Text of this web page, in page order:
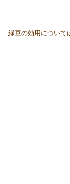
緑豆の効用について